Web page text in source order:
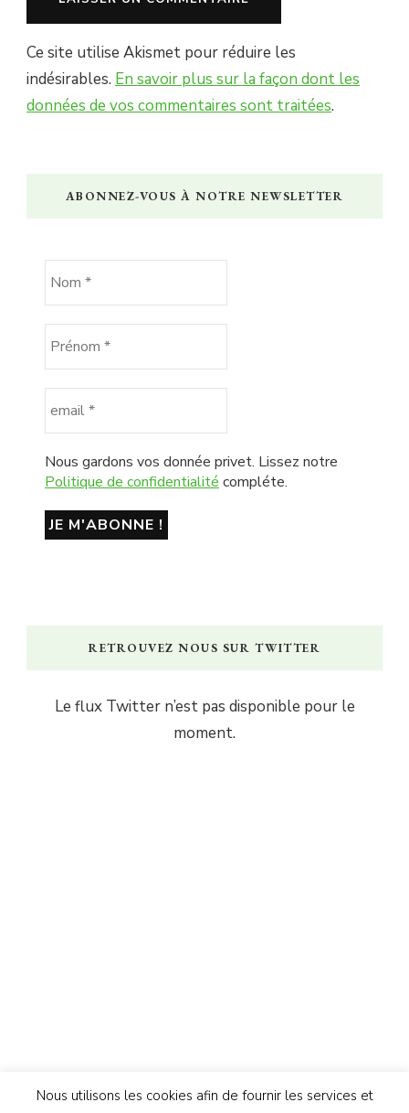
Ce site utilise Akismet pour réduire les
indésirables. En savoir plus sur la façon dont les
données de vos commentaires sont traitées.
ABONNEZ-VOUS À NOTRE NEWSLETTER
Nous gardons vos donnée privet. Lissez notre
Politique de confidentialité compléte.
RETROUVEZ NOUS SUR TWITTER
Le flux Twitter n’est pas disponible pour le
moment.
Nous utilisons les cookies afin de fournir les services et